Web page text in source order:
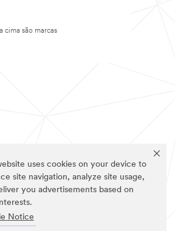
uses cookies on your device to
site navigation, analyze site usage,
you advertisements based on
Notice
cima são marcas